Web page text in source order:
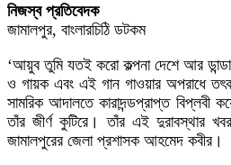
নিজস্ব প্রতিবেদক
জামালপুর, বাংলারচিঠি ডটকম
‘আয়ুব তুমি যতই করো কল্পনা দেশে আর
ও গায়ক এবং এই গান গাওয়ার অপরাধে
সামরিক আদালতে কারাদন্ডপ্রাপ্ত
তাঁর জীর্ণ কুটিরে। তাঁর এই দুরাবস্থার
জামালপুরের জেলা প্রশাসক আহমেদ কবীর।